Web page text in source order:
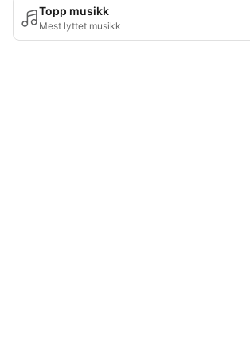
Topp musikk
Mest lyttet musikk